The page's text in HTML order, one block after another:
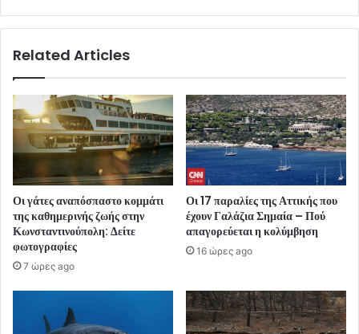
Related Articles
Οι γάτες αναπόσπαστο κομμάτι
της καθημερινής ζωής στην
Κωνσταντινούπολη: Δείτε
φωτογραφίες
7 ώρες ago
Οι 17 παραλίες της Αττικής που
έχουν Γαλάζια Σημαία – Πού
απαγορεύεται η κολύμβηση
16 ώρες ago